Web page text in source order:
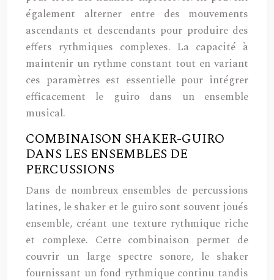
également alterner entre des mouvements
ascendants et descendants pour produire des
effets rythmiques complexes. La capacité à
maintenir un rythme constant tout en variant
ces paramètres est essentielle pour intégrer
efficacement le guiro dans un ensemble
musical.
COMBINAISON SHAKER-GUIRO
DANS LES ENSEMBLES DE
PERCUSSIONS
Dans de nombreux ensembles de percussions
latines, le shaker et le guiro sont souvent joués
ensemble, créant une texture rythmique riche
et complexe. Cette combinaison permet de
couvrir un large spectre sonore, le shaker
fournissant un fond rythmique continu tandis